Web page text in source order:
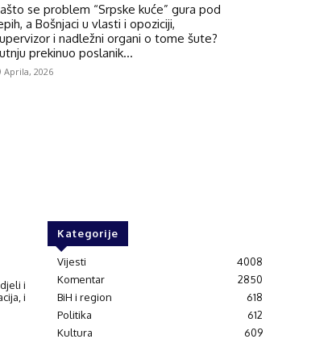
se problem “Srpske kuće” gura pod
a Bošnjaci u vlasti i opoziciji,
i nadležni organi o tome šute?
prekinuo poslanik...
Aprila, 2026
i
i
Kategorije
Vijesti
4008
Komentar
2850
BiH i region
618
Politika
612
Kultura
609